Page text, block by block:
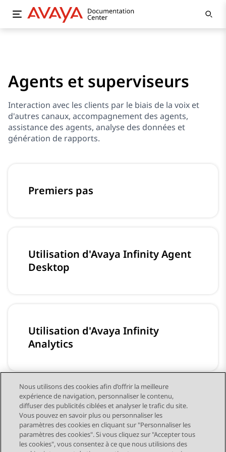
Agents et superviseurs
Interaction avec les clients par le biais de la voix et
d'autres canaux, accompagnement des agents,
assistance des agents, analyse des données et
génération de rapports.
Premiers pas
Utilisation d'Avaya Infinity Agent
Desktop
Utilisation d'Avaya Infinity
Analytics
Dictionnaire des données d'Avaya
Infinity Analytics
Nous utilisons des cookies afin d’offrir la meilleure
expérience de navigation, personnaliser le contenu,
diffuser des publicités ciblées et analyser le trafic du site.
Vous pouvez en savoir plus ou personnaliser les
paramètres des cookies en cliquant sur "Personnaliser les
paramètres des cookies". Si vous cliquez sur "Accepter tous
les cookies", vous consentez à ce que nous utilisions des